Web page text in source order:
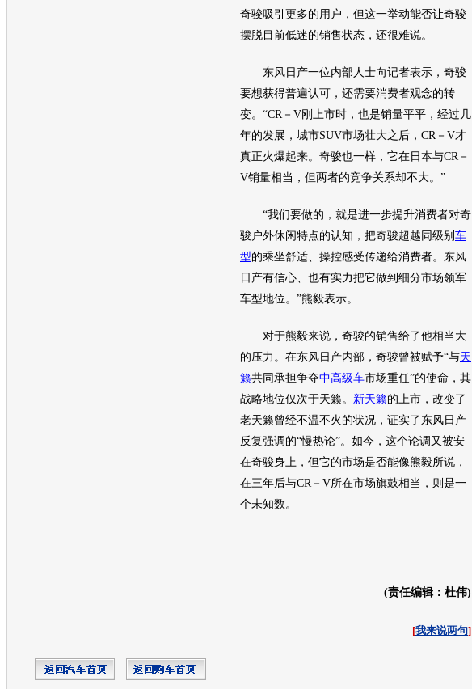
奇骏吸引更多的用户，但这一举动能否让奇骏
摆脱目前低迷的销售状态，还很难说。
东风日产一位内部人士向记者表示， 奇骏
要想获得普遍认可，还需要消费者观念的转
变。“CR－V刚上市时，也是销量平平，经过几
年的发展，城市SUV市场壮大之后，CR－V才
真正火爆起来。 奇骏也一样，它在日本与CR－
V销量相当，但两者的竞争关系却不大。”
“我们要做的，就是进一步提升消费者对奇
骏 户外休闲特点的认知，把奇骏超越同级别 车
型的乘坐舒适、操控感受传递给消费者。 东风
日产有信心、也有实力把它做到细分市场领军
车型地位。”熊毅表示。
对于熊毅来说， 奇骏的销售给了他相当大
的压力。在东风日产内部， 奇骏曾被赋予“与天
籁共同承担争夺中高级车市场重任”的使命，其
战略地位仅次于天籁。 新天籁的上市，改变了
老天籁曾经不温不火的状况，证实了 东风日产
反复强调的“慢热论”。如今，这个论调又被安
在奇骏身上，但它的市场是否能像熊毅所说，
在三年后与CR－V所在市场旗鼓相当，则是一
个未知数。
(责任编辑：杜伟)
[我来说两句]